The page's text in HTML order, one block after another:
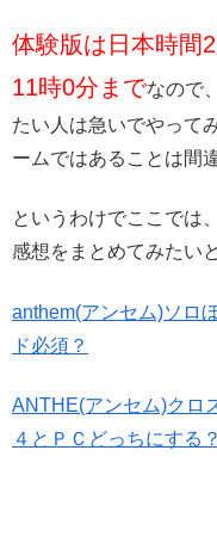
体験版は日本時間
11時0分までなので
たい人は急いでやって
ームではあることは間
というわけでここでは
感想をまとめてみたい
anthem(アンセム)ソロ
ド必須？
ANTHE(アンセム)クロ
４とＰＣどっちにする？